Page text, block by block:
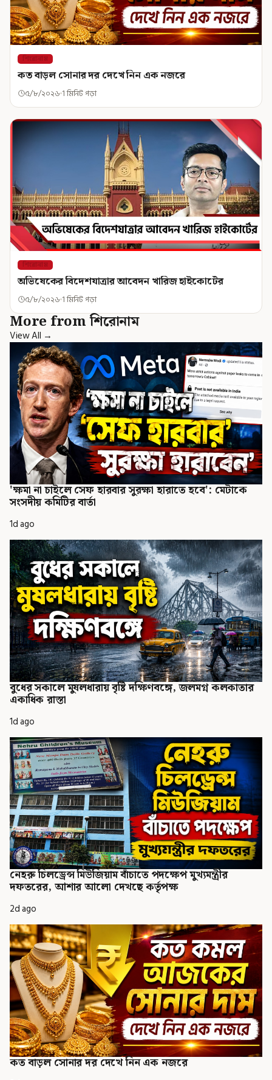
শিরোনাম
কত বাড়ল সোনার দর দেখে নিন এক নজরে
৫/৮/২০২৬ 1 মিনিট পড়া
শিরোনাম
অভিষেকের বিদেশযাত্রার আবেদন খারিজ হাইকোর্টের
৫/৮/২০২৬ 1 মিনিট পড়া
More from শিরোনাম
View All →
'ক্ষমা না চাইলে সেফ হারবার সুরক্ষা হারাতে হবে': মেটাকে
সংসদীয় কমিটির বার্তা
1d ago
বুধের সকালে মুষলধারায় বৃষ্টি দক্ষিণবঙ্গে, জলমগ্ন কলকাতার
একাধিক রাস্তা
1d ago
নেহরু চিলড্রেন্স মিউজিয়াম বাঁচাতে পদক্ষেপ মুখ্যমন্ত্রীর
দফতরের, আশার আলো দেখছে কর্তৃপক্ষ
2d ago
কত বাড়ল সোনার দর দেখে নিন এক নজরে